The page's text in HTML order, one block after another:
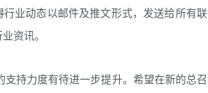
业动态以邮件及推文形式，发送给所有联
资讯。
持力度有待进一步提升。希望在新的总召